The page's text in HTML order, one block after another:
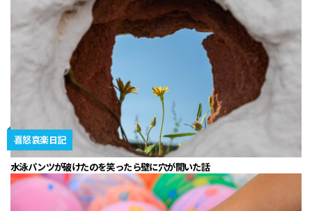
喜怒哀楽日記
水泳パンツが破けたのを笑ったら壁に穴が開いた話